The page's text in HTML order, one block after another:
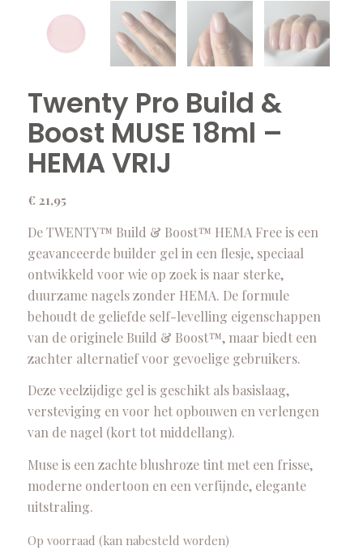
Twenty Pro Build &
Boost MUSE 18ml –
HEMA VRIJ
€ 21,95
De TWENTY™ Build & Boost™ HEMA Free is een
geavanceerde builder gel in een flesje, speciaal
ontwikkeld voor wie op zoek is naar sterke,
duurzame nagels zonder HEMA. De formule
behoudt de geliefde self-levelling eigenschappen
van de originele Build & Boost™, maar biedt een
zachter alternatief voor gevoelige gebruikers.
Deze veelzijdige gel is geschikt als basislaag,
versteviging en voor het opbouwen en verlengen
van de nagel (kort tot middellang).
Muse is een zachte blushroze tint met een frisse,
moderne ondertoon en een verfijnde, elegante
uitstraling.
Op voorraad (kan nabesteld worden)